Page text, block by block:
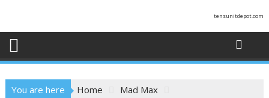
tensunitdepot.com
You are here Home
Mad Max